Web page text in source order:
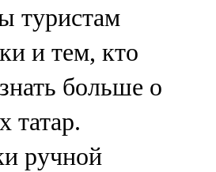
туристам
и тем, кто
больше о
татар.
ручной